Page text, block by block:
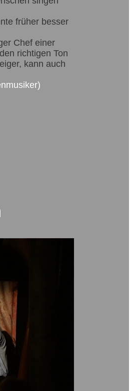
früher besser
Chef einer
richtigen Ton
kann auch